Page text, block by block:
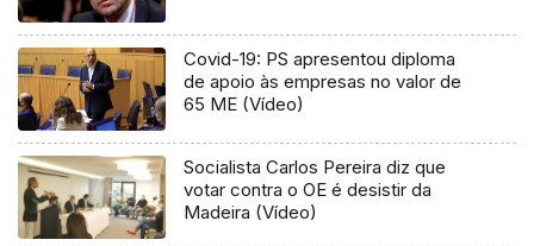
Covid-19: PS apresentou diploma
de apoio às empresas no valor de
65 ME (Vídeo)
Socialista Carlos Pereira diz que
votar contra o OE é desistir da
Madeira (Vídeo)